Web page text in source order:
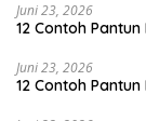
Juni 23, 2026
12 Contoh
Juni 23, 2026
12 Contoh